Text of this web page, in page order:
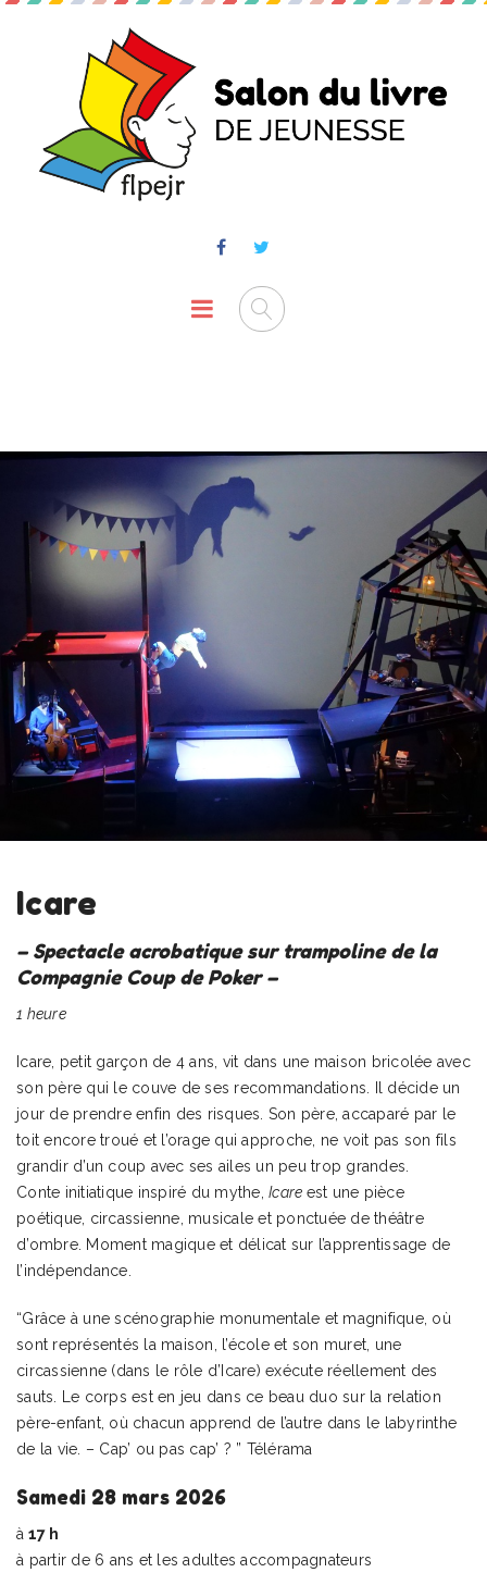
Icare
– Spectacle acrobatique sur trampoline de la
Compagnie Coup de Poker –
1 heure
Icare, petit garçon de 4 ans, vit dans une maison bricolée avec
son père qui le couve de ses recommandations. Il décide un
jour de prendre enfin des risques. Son père, accaparé par le
toit encore troué et l’orage qui approche, ne voit pas son fils
grandir d’un coup avec ses ailes un peu trop grandes.
Conte initiatique inspiré du mythe, Icare est une pièce
poétique, circassienne, musicale et ponctuée de théâtre
d’ombre. Moment magique et délicat sur l’apprentissage de
l’indépendance.
“Grâce à une scénographie monumentale et magnifique, où
sont représentés la maison, l’école et son muret, une
circassienne (dans le rôle d’Icare) exécute réellement des
sauts. Le corps est en jeu dans ce beau duo sur la relation
père-enfant, où chacun apprend de l’autre dans le labyrinthe
de la vie. – Cap’ ou pas cap’ ? ” Télérama
Samedi 28 mars 2026
à 17 h
à partir de 6 ans et les adultes accompagnateurs